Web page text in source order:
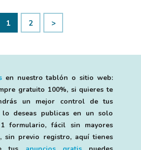
1 2 >
en nuestro tablón o sitio web:
gratuito 100%, si quieres te
un mejor control de tus
lo deseas publicas en un solo
formulario, fácil sin mayores
sin previo registro, aquí tienes